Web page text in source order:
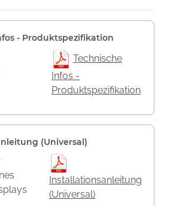
- Produktspezifikation
Technische
Infos -
Produktspezifikation
(Universal)
Installationsanleitung
(Universal)